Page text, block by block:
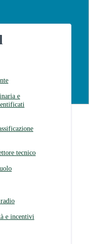
e
tecnico
e incentivi